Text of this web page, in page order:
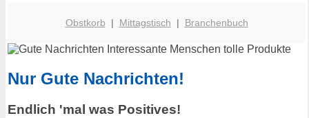
Obstkorb | Mittagstisch | Branchenbuch
Nur Gute Nachrichten!
Endlich 'mal was Positives!